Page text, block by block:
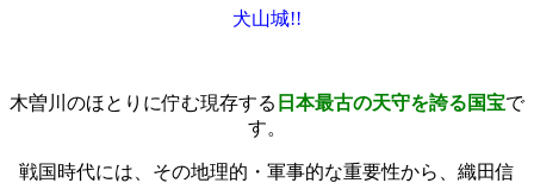
犬山城!!
木曽川のほとりに佇む現存する 日本最古の天守を誇る国宝で
す。
戦国時代には、その地理的・軍事的な重要性から、織田信